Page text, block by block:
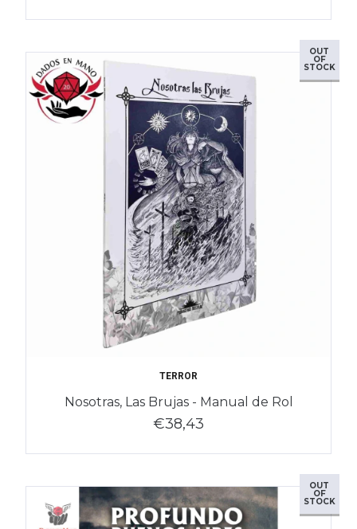
OUT
OF
STOCK
TERROR
Nosotras, Las Brujas - Manual de Rol
€38,43
OUT
OF
STOCK